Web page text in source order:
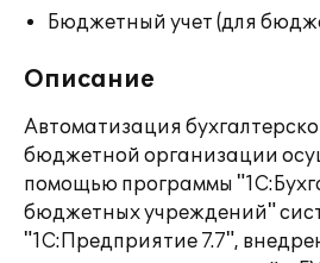
Бюджетный учет (для
Описание
Автоматизация
бюджетной организации
помощью программы
бюджетных учреждений"
"1С:Предприятие 7.7",